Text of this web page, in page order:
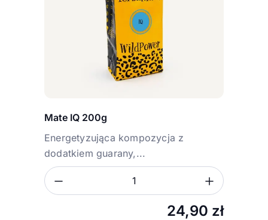
Mate IQ 200g
Energetyzująca kompozycja z
dodatkiem guarany,...
24,90 zł
Zmniejsz ilość